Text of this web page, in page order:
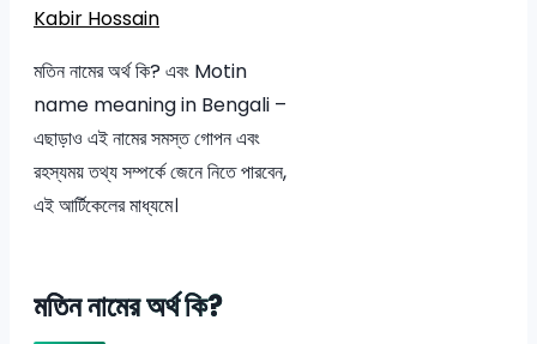
Kabir Hossain
মতিন নামের অর্থ কি? এবং Motin
name meaning in Bengali –
এছাড়াও এই নামের সমস্ত গোপন এবং
রহস্যময় তথ্য সম্পর্কে জেনে নিতে পারবেন,
এই আর্টিকেলের মাধ্যমে।
মতিন নামের অর্থ কি?